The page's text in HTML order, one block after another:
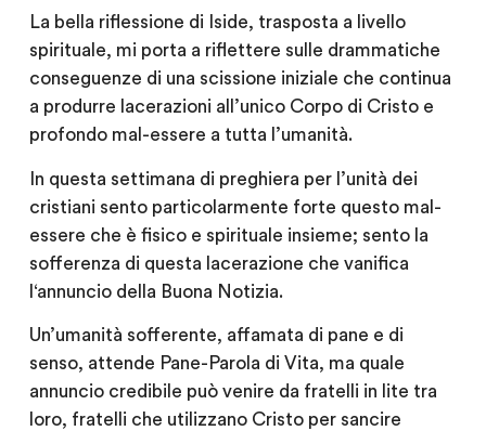
La bella riflessione di Iside, trasposta a livello
spirituale, mi porta a riflettere sulle drammatiche
conseguenze di una scissione iniziale che continua
a produrre lacerazioni all’unico Corpo di Cristo e
profondo mal-essere a tutta l’umanità.
In questa settimana di preghiera per l’unità dei
cristiani sento particolarmente forte questo mal-
essere che è fisico e spirituale insieme; sento la
sofferenza di questa lacerazione che vanifica
l‘annuncio della Buona Notizia.
Un’umanità sofferente, affamata di pane e di
senso, attende Pane-Parola di Vita, ma quale
annuncio credibile può venire da fratelli in lite tra
loro, fratelli che utilizzano Cristo per sancire